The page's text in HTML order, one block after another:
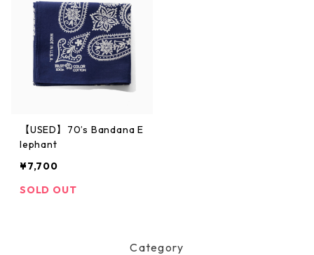
【USED】70’s Bandana E
lephant
¥7,700
SOLD OUT
Category